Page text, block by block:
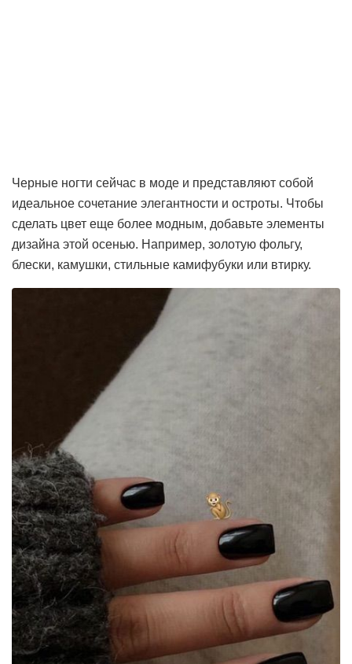
Черные ногти сейчас в моде и представляют собой
идеальное сочетание элегантности и остроты. Чтобы
сделать цвет еще более модным, добавьте элементы
дизайна этой осенью. Например, золотую фольгу,
блески, камушки, стильные камифубуки или втирку.